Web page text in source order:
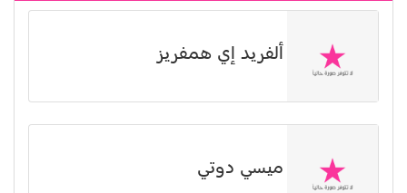
ألفريد إي همفريز
ميسي دوتي